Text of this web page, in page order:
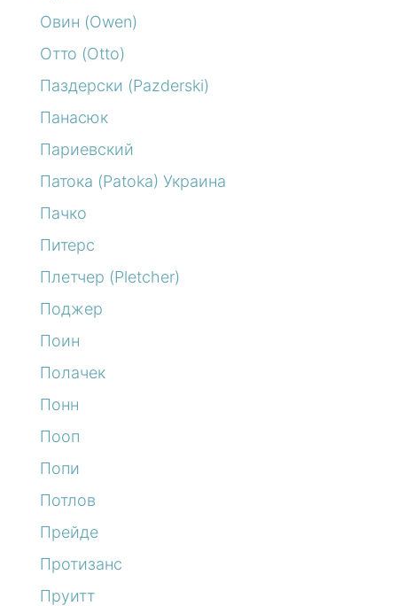
Овин (Owen)
Отто (Otto)
Паздерски (Pazderski)
Панасюк
Париевский
Патока (Patoka) Украина
Пачко
Питерс
Плетчер (Pletcher)
Поджер
Поин
Полачек
Понн
Пооп
Попи
Потлов
Прейде
Протизанс
Пруитт